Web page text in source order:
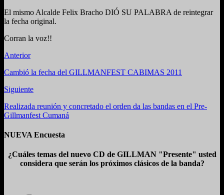
El mismo Alcalde Felix Bracho DIÓ SU PALABRA de reintegrar
la fecha original.
Corran la voz!!
Anterior
Cambió la fecha del GILLMANFEST CABIMAS 2011
Siguiente
Realizada reunión y concretado el orden da las bandas en el Pre-
Gillmanfest Cumaná
NUEVA Encuesta
¿Cuáles temas del nuevo CD de GILLMAN "Presente" usted
considera que serán los próximos clásicos de la banda?